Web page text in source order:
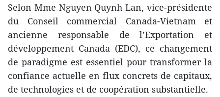
Selon Mme Nguyen Quynh Lan, vice-présidente
du Conseil commercial Canada-Vietnam et
ancienne responsable de l’Exportation et
développement Canada (EDC), ce changement
de paradigme est essentiel pour transformer la
confiance actuelle en flux concrets de capitaux,
de technologies et de coopération substantielle.